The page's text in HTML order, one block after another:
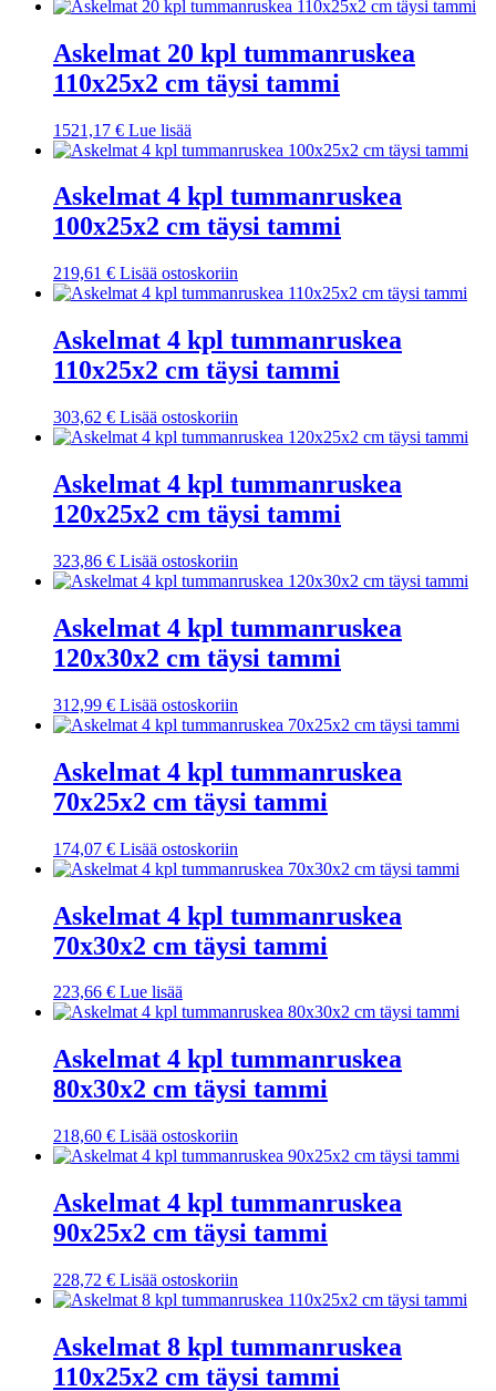
Askelmat 20 kpl tummanruskea
110x25x2 cm täysi tammi
1521,17 € Lue lisää
Askelmat 4 kpl tummanruskea
100x25x2 cm täysi tammi
219,61 € Lisää ostoskoriin
Askelmat 4 kpl tummanruskea
110x25x2 cm täysi tammi
303,62 € Lisää ostoskoriin
Askelmat 4 kpl tummanruskea
120x25x2 cm täysi tammi
323,86 € Lisää ostoskoriin
Askelmat 4 kpl tummanruskea
120x30x2 cm täysi tammi
312,99 € Lisää ostoskoriin
Askelmat 4 kpl tummanruskea
70x25x2 cm täysi tammi
174,07 € Lisää ostoskoriin
Askelmat 4 kpl tummanruskea
70x30x2 cm täysi tammi
223,66 € Lue lisää
Askelmat 4 kpl tummanruskea
80x30x2 cm täysi tammi
218,60 € Lisää ostoskoriin
Askelmat 4 kpl tummanruskea
90x25x2 cm täysi tammi
228,72 € Lisää ostoskoriin
Askelmat 8 kpl tummanruskea
110x25x2 cm täysi tammi